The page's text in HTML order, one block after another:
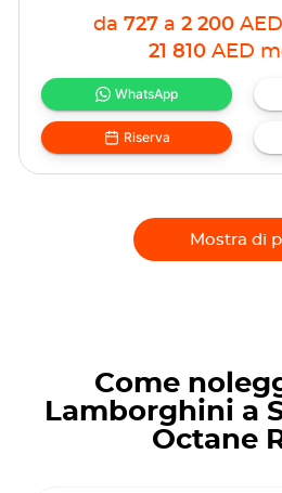
da 727 a 2 200 AED
21 810 AED
WhatsApp
Riserva
Mostra di
Come
Lamborghini a
Octane